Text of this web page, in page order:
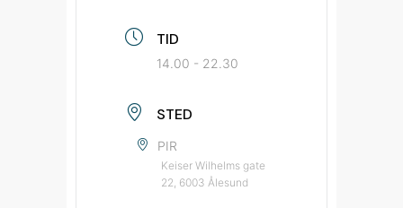
TID
14.00 - 22.30
STED
PIR
Keiser Wilhelms gate
22, 6003 Ålesund